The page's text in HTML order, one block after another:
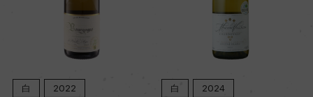
白 2022 白 2024